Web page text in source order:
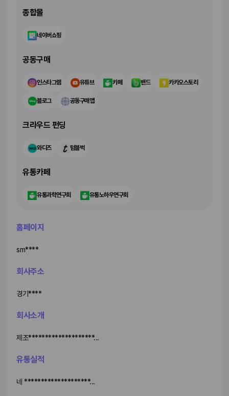
종합몰
네이버쇼핑
공동구매
인스타그램 유튜브 카페 밴드 카카오스토리
블로그 공동구매앱
크라우드 펀딩
와디즈 텀블벅
유통카페
유통과학연구회 유통노하우연구회
홈페이지
sm****
회사주소
경기****
회사소개
제조********************...
유통실적
네 ********************...